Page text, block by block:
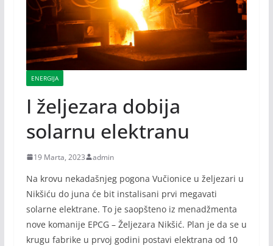
ENERGIJA
I željezara dobija
solarnu elektranu
19 Marta, 2023 admin
Na krovu nekadašnjeg pogona Vučionice u željezari u
Nikšiću do juna će bit instalisani prvi megavati
solarne elektrane. To je saopšteno iz menadžmenta
nove komanije EPCG – Željezara Nikšić. Plan je da se u
krugu fabrike u prvoj godini postavi elektrana od 10